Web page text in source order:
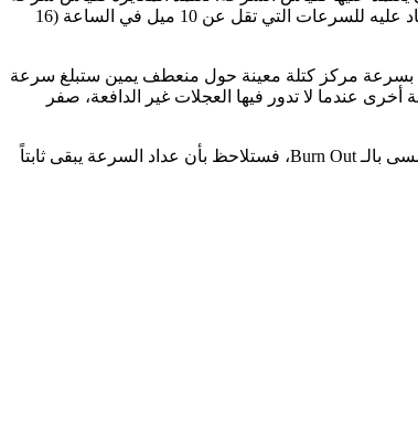
السيارة أيضاً على حجم الإطار الموصى به، ففي الكثير من المركبات، يحسب عداد السرعة عددًا صحيحًا فقط من دورات العجلة، وبالتالي لا يمكن الاعتماد عليه للسرعات التي تقل عن 10 ميل في الساعة (16
بسرعة مركز كتلة معينة حول منعطف يمين ستبلغ سرعة
عندما لا تدور فيها العجلات غير الدافعة، صفر
أما عداد الـ RPM فهو يعتمد على الإطارات التي تحرك السيارة، من هنا نلاحظ بأن السيارة وإذا قمت بالضغط على دواسة وقودها بقوة بهدف القيام بما يُمسى بالـ Burn Out، فستلاحظ بأن عداد السرعة يبقى ثابتاً